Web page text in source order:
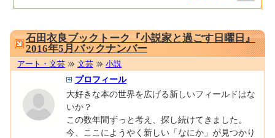
石田衣良ブックトーク『小説家と過ごす日曜日』
2016年5月バックナンバー
アート・文芸 文芸 小説
プロフィール
大好きな本の世界を広げる新しいフィールドはな
いか？
この数年間ずっと考え、探し続けてきました。
今、ここにようやく新しい「なにか」が見つかり